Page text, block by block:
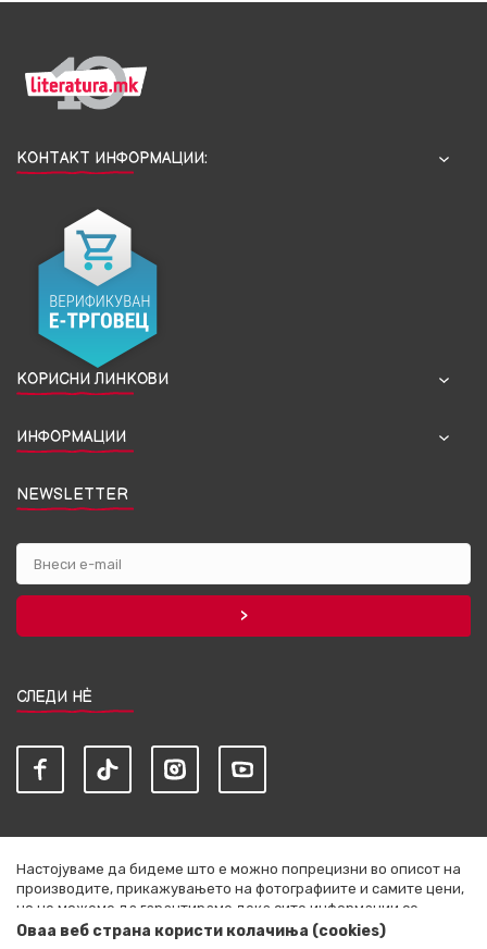
КОНТАКТ ИНФОРМАЦИИ:
КОРИСНИ ЛИНКОВИ
ИНФОРМАЦИИ
NEWSLETTER
СЛЕДИ НЀ
Настојуваме да бидеме што е можно попрецизни во описот на
производите, прикажувањето на фотографиите и самите цени,
но не можеме да гарантираме дека сите информации се
комплетни и без грешки. Сите артикли прикажани на сајтот се
Оваа веб страна користи колачиња (cookies)